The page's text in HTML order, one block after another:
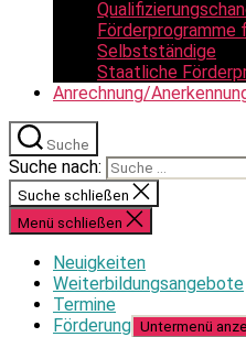
Förderprogramme
Selbstständige
Staatliche
Anrechnung/
Suche
Suche nach:
Suche schließen
Menü schließen
Neuigkeiten
Weiterbildungsangebote
Termine
Förderung Untermenü